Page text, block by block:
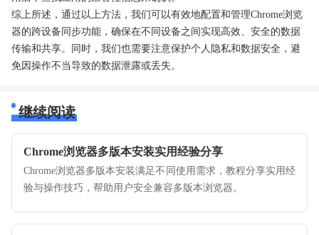
综上所述，通过以上方法，我们可以有效地配置和管理Chrome浏览
器的跨设备同步功能，确保在不同设备之间实现高效、安全的数据
传输和共享。同时，我们也需要注意保护个人隐私和数据安全，避
免因操作不当导致的数据泄露或丢失。
继续阅读
Chrome浏览器多版本安装实用经验分享
Chrome浏览器多版本安装满足不同使用需求，教程分享实用经
验与操作技巧，帮助用户安全兼容多版本浏览器。